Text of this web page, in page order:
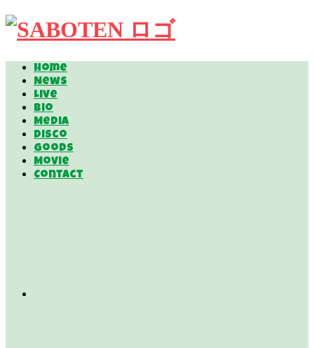
Home
News
Live
Bio
Media
Disco
Goods
Movie
Contact